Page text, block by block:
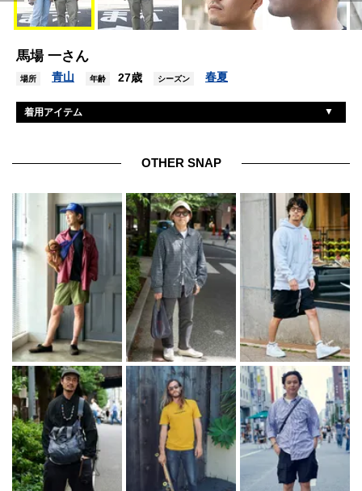
馬場 一さん
場所 青山 年齢 27歳 シーズン 春夏
着用アイテム
シューズ バーウィック
眼鏡 ビージェイクラシック
ピアス ノーブランド
リング ノーブランド
OTHER SNAP